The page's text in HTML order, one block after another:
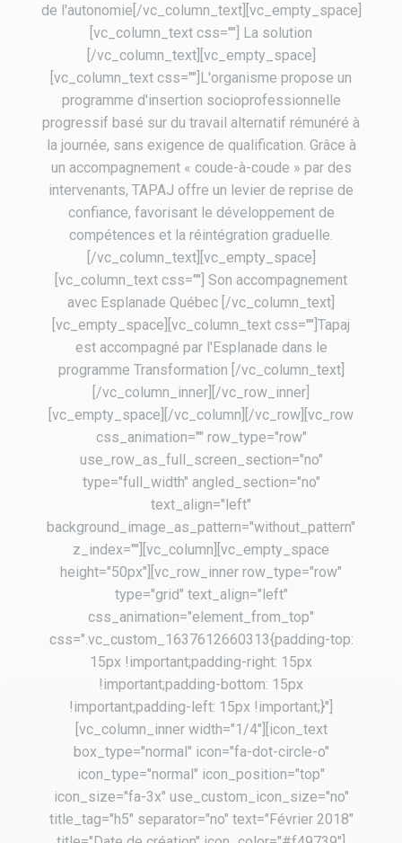
de l'autonomie[/vc_column_text][vc_empty_space]
[vc_column_text css=""] La solution
[/vc_column_text][vc_empty_space]
[vc_column_text css=""]L'organisme propose un
programme d'insertion socioprofessionnelle
progressif basé sur du travail alternatif rémunéré à
la journée, sans exigence de qualification. Grâce à
un accompagnement « coude-à-coude » par des
intervenants, TAPAJ offre un levier de reprise de
confiance, favorisant le développement de
compétences et la réintégration graduelle.
[/vc_column_text][vc_empty_space]
[vc_column_text css=""] Son accompagnement
avec Esplanade Québec [/vc_column_text]
[vc_empty_space][vc_column_text css=""]Tapaj
est accompagné par l'Esplanade dans le
programme Transformation [/vc_column_text]
[/vc_column_inner][/vc_row_inner]
[vc_empty_space][/vc_column][/vc_row][vc_row
css_animation="" row_type="row"
use_row_as_full_screen_section="no"
type="full_width" angled_section="no"
text_align="left"
background_image_as_pattern="without_pattern"
z_index=""][vc_column][vc_empty_space
height="50px"][vc_row_inner row_type="row"
type="grid" text_align="left"
css_animation="element_from_top"
css=".vc_custom_1637612660313{padding-top:
15px !important;padding-right: 15px
!important;padding-bottom: 15px
!important;padding-left: 15px !important;}"]
[vc_column_inner width="1/4"][icon_text
box_type="normal" icon="fa-dot-circle-o"
icon_type="normal" icon_position="top"
icon_size="fa-3x" use_custom_icon_size="no"
title_tag="h5" separator="no" text="Février 2018"